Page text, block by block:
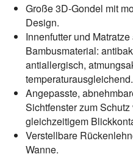
Große 3D-Gondel mit
Design.
Innenfutter und
Bambusmaterial:
antiallergisch,
temperaturausgleichend.
Angepasste,
Sichtfenster zum
gleichzeitigem
Verstellbare
Wanne.